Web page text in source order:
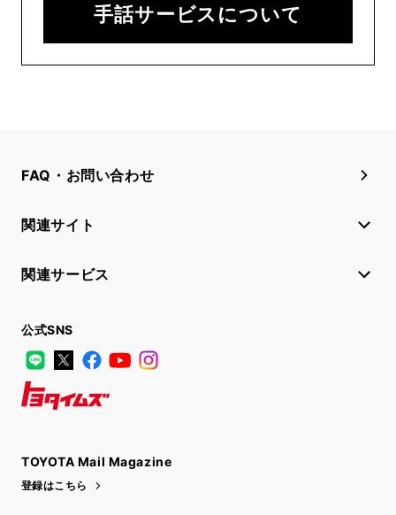
手話サービスについて
FAQ・お問い合わせ
関連サイト
関連サービス
公式SNS
LINE
X FacebookYouTube
TOYOTA Mail Magazine
登録はこちら